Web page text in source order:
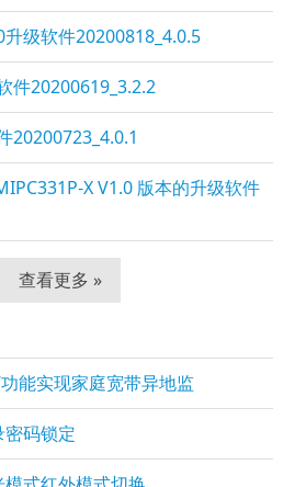
级软件20200818_4.0.5
件20200619_3.2.2
20200723_4.0.1
X V1.0 版本的升级软件
查看更多 »
能实现家庭宽带异地监
码锁定